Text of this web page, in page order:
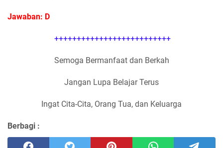
Jawaban: D
++++++++++++++++++++++++++
Semoga Bermanfaat dan Berkah
Jangan Lupa Belajar Terus
Ingat Cita-Cita, Orang Tua, dan Keluarga
Berbagi :